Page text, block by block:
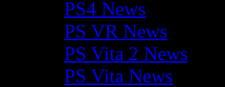
PS4 News
PS VR News
PS Vita 2 News
PS Vita News